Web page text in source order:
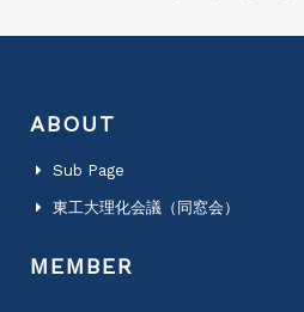
ABOUT
Sub Page
東工大理化会議（同窓会）
MEMBER